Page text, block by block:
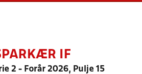
IF
2 - Forår 2026, Pulje 15